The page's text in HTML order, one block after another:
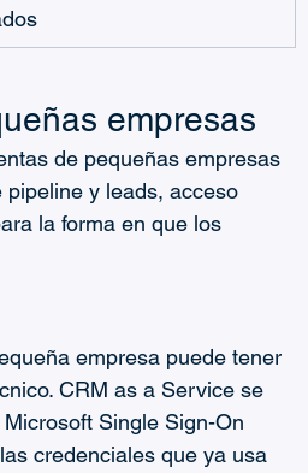
empresas
de pequeñas empresas
y leads, acceso
la forma en que los
empresa puede tener
CRM as a Service se
Single Sign-On
credenciales que ya usa